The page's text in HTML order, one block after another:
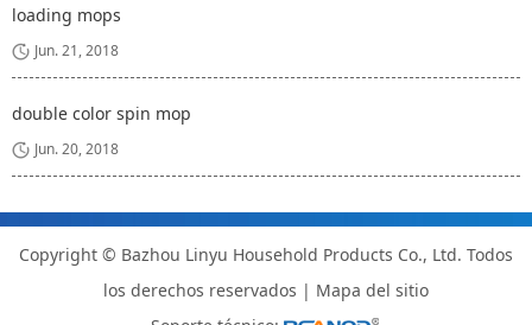
loading mops
Jun. 21, 2018
double color spin mop
Jun. 20, 2018
Copyright © Bazhou Linyu Household Products Co., Ltd. Todos
los derechos reservados | Mapa del sitio